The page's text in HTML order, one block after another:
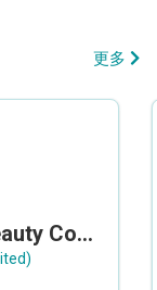
更多
美容顧問 / 高級美容顧問 (Beauty Consultant / Senior Beauty Consultant)